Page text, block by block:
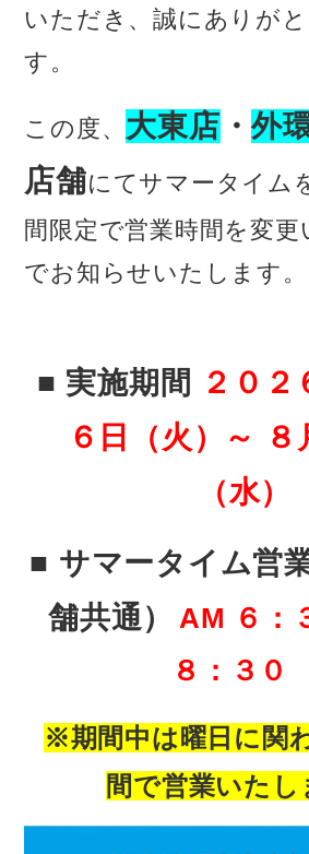
いただき、誠にありが
す。
この度、 大東店 ・外
店舗にてサマータイム
間限定で営業時間を変
でお知らせいたします。
■ 実施期間
２０２
６日（火）～ ８
（水）
■ サマータイム営
舗共通）
AM ６：
８：３０
※期間中は曜日に関
間で営業いたし